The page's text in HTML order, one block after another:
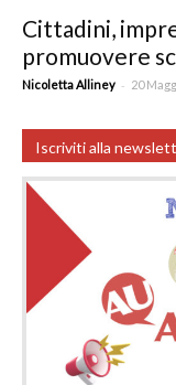
Cittadini,
promuovere
Nicoletta Alliney - 20
Iscriviti alla